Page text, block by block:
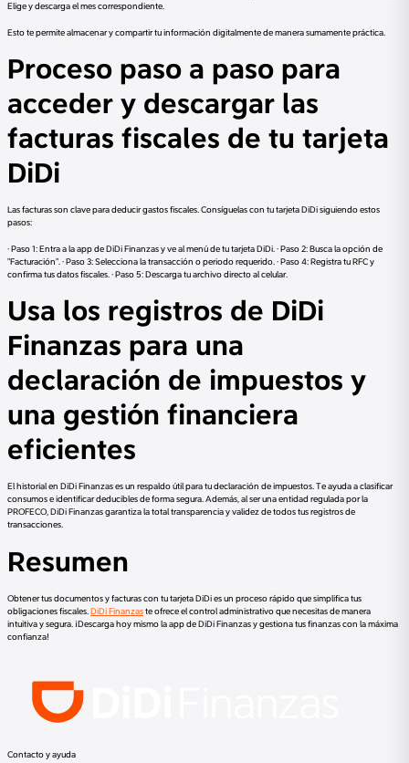
Elige y descarga el mes correspondiente.
Esto te permite almacenar y compartir tu información digitalmente de manera sumamente práctica.
Proceso paso a paso para
acceder y descargar las
facturas fiscales de tu tarjeta
DiDi
Las facturas son clave para deducir gastos fiscales. Consíguelas con tu tarjeta DiDi siguiendo estos
pasos:
· Paso 1: Entra a la app de DiDi Finanzas y ve al menú de tu tarjeta DiDi. · Paso 2: Busca la opción de
"Facturación". · Paso 3: Selecciona la transacción o periodo requerido. · Paso 4: Registra tu RFC y
confirma tus datos fiscales. · Paso 5: Descarga tu archivo directo al celular.
Usa los registros de DiDi
Finanzas para una
declaración de impuestos y
una gestión financiera
eficientes
El historial en DiDi Finanzas es un respaldo útil para tu declaración de impuestos. Te ayuda a clasificar
consumos e identificar deducibles de forma segura. Además, al ser una entidad regulada por la
PROFECO, DiDi Finanzas garantiza la total transparencia y validez de todos tus registros de
transacciones.
Resumen
Obtener tus documentos y facturas con tu tarjeta DiDi es un proceso rápido que simplifica tus
obligaciones fiscales. DiDi Finanzaste ofrece el control administrativo que necesitas de manera
intuitiva y segura. ¡Descarga hoy mismo la app de DiDi Finanzas y gestiona tus finanzas con la máxima
confianza!
Contacto y ayuda